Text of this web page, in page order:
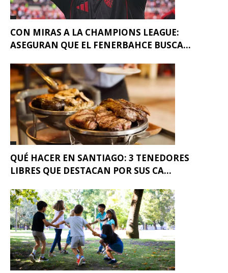
CON MIRAS A LA CHAMPIONS LEAGUE:
ASEGURAN QUE EL FENERBAHCE BUSCA...
QUÉ HACER EN SANTIAGO: 3 TENEDORES
LIBRES QUE DESTACAN POR SUS CA...